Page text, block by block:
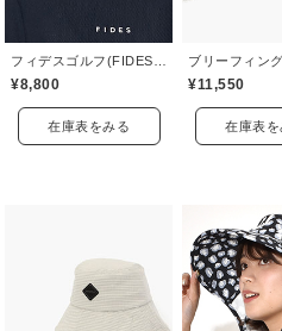
¥8,800
在庫表をみる
¥11,550
在庫表を